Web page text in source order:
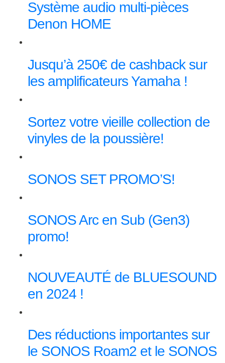
Système audio multi-pièces
Denon HOME
Jusqu’à 250€ de cashback sur
les amplificateurs Yamaha !
Sortez votre vieille collection de
vinyles de la poussière!
SONOS SET PROMO’S!
SONOS Arc en Sub (Gen3)
promo!
NOUVEAUTÉ de BLUESOUND
en 2024 !
Des réductions importantes sur
le SONOS Roam2 et le SONOS